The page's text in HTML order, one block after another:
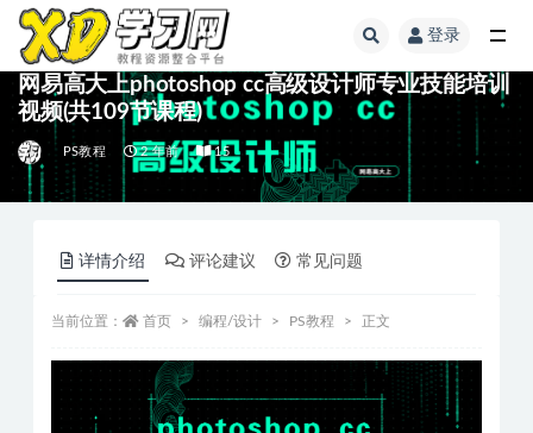
登录
网易高大上photoshop cc高级设计师专业技能培训
视频(共109节课程)
PS教程 2 年前 15
详情介绍 评论建议 常见问题
当前位置： 首页 编程/设计 PS教程 正文